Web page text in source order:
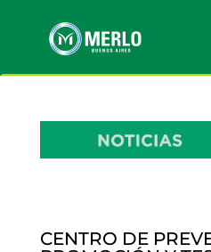
CENTRO DE